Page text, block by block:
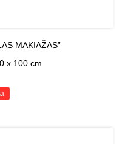
MAKIAŽAS”
x 100 cm